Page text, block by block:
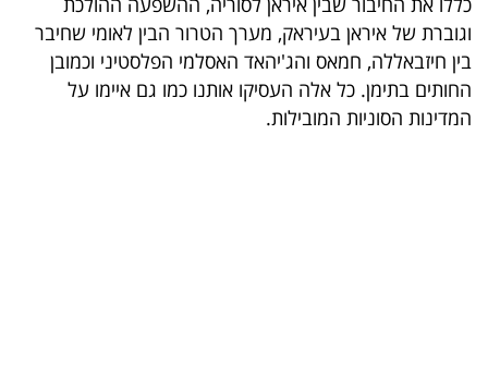
מינויים
רייטינג
וגוברת של איראן בעיראק, מערך הטרור הבין לאומי שחיבר
בין חיזבאללה, חמאס והג'יהאד האסלמי הפלסטיני וכמובן
החותים בתימן. כל אלה העסיקו אותנו כמו גם איימו על
המדינות הסוניות המובילות.